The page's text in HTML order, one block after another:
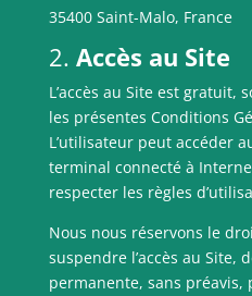
35400 Saint-Malo, France
2. Accès au Site
L’accès au Site est gratuit,
les présentes Conditions
L’utilisateur peut accéder
terminal connecté à
respecter les règles
Nous nous réservons le
suspendre l’accès au Site,
permanente, sans préavis,